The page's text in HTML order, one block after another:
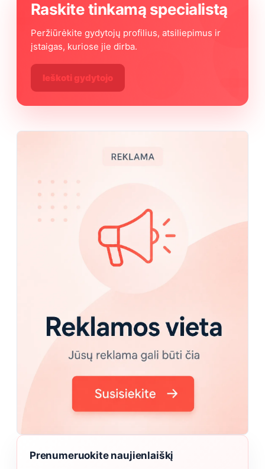
Raskite tinkamą specialistą
Peržiūrėkite gydytojų profilius, atsiliepimus ir
įstaigas, kuriose jie dirba.
Ieškoti gydytojo
Prenumeruokite naujienlaiškį